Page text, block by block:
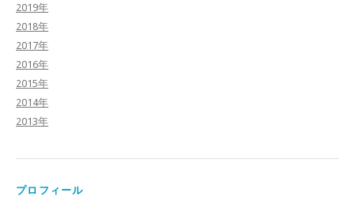
2019年
2018年
2017年
2016年
2015年
2014年
2013年
プロフィール